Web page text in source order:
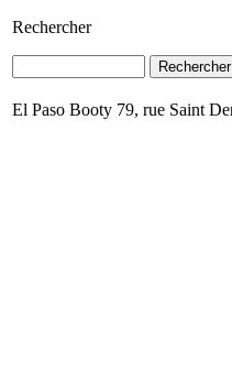
Rechercher
El Paso Booty 79, rue Saint